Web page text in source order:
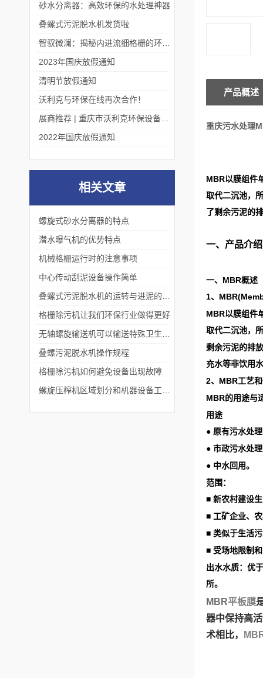
产品概述
重庆污水处理
MBR以膜组件
取代二沉池，
了剩余污泥的
一、产品介绍
一、 MBR概述
1、
MBR以膜组件
取代二沉池，
剩余污泥的排
充水等非饮用
2、 MBR工艺
MBR的用途与
用途
● 原有污水处
● 市政污水处
● 中水回用。
范围：
■ 新农村建设
■ 工矿企业、
■ 类似于生活
■ 受场地限制
出水水质：优
所。
MBR平板膜
器中保持高
术相比，
砂水分离器：高效环保的水处理神器
叠螺式污泥脱水机发货啦
2023年国庆放假通知
清明节放假通知
沃利克与环保在线再次合作！
2022年国庆放假通知
相关文章
螺旋式砂水分离器的特点
潜水曝气机的优势特点
机械格栅运行时的注意事项
中心传动刮泥设备操作简单
格栅除污机让我们环保行业做得更好
叠螺污泥脱水机操作规程
格栅除污机如何避免设备出现故障